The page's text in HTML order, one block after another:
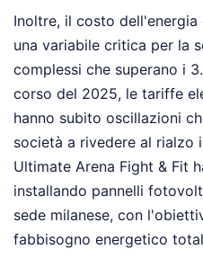
Inoltre, il costo
una variabile critica per la
complessi che superano i
corso del 2025, le tariffe
hanno subito oscillazioni
società a rivedere al rialzo
Ultimate Arena Fight & Fit
installando pannelli
sede milanese, con
fabbisogno energetico